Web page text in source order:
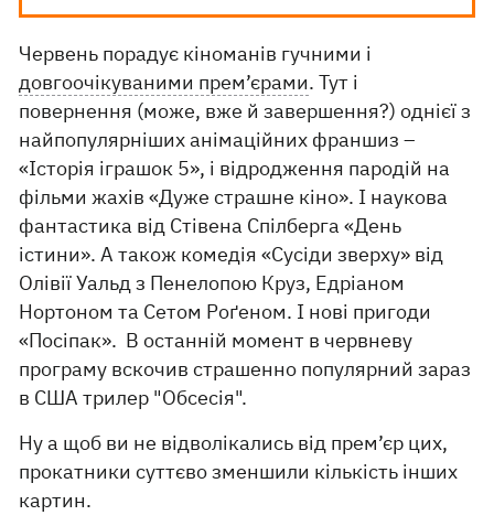
Червень порадує кіноманів гучними і
довгоочікуваними прем’єрами. Тут і
повернення (може, вже й завершення?) однієї з
найпопулярніших анімаційних франшиз –
«Історія іграшок 5», і відродження пародій на
фільми жахів «Дуже страшне кіно». І наукова
фантастика від Стівена Спілберга «День
істини». А також комедія «Сусіди зверху» від
Олівії Уальд з Пенелопою Круз, Едріаном
Нортоном та Сетом Роґеном. І нові пригоди
«Посіпак». В останній момент в червневу
програму вскочив страшенно популярний зараз
в США трилер "Обсесія".
Ну а щоб ви не відволікались від прем’єр цих,
прокатники суттєво зменшили кількість інших
картин.